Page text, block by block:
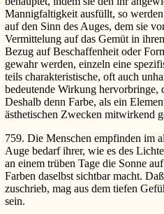
Mannigfaltigkeit ausfüllt, so
auf den Sinn des Auges, dem sie
Vermittelung auf das Gemüt in
Bezug auf Beschaffenheit oder
gewahr werden, einzeln eine
teils charakteristische, oft auch
bedeutende Wirkung hervorbringe,
Deshalb denn Farbe, als ein
ästhetischen Zwecken mitwirkend
759. Die Menschen empfinden im
Auge bedarf ihrer, wie es des
an einem trüben Tage die Sonne
Farben daselbst sichtbar macht.
zuschrieb, mag aus dem tiefen
sein.